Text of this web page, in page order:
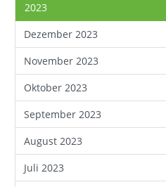
2023
Dezember 2023
November 2023
Oktober 2023
September 2023
August 2023
Juli 2023